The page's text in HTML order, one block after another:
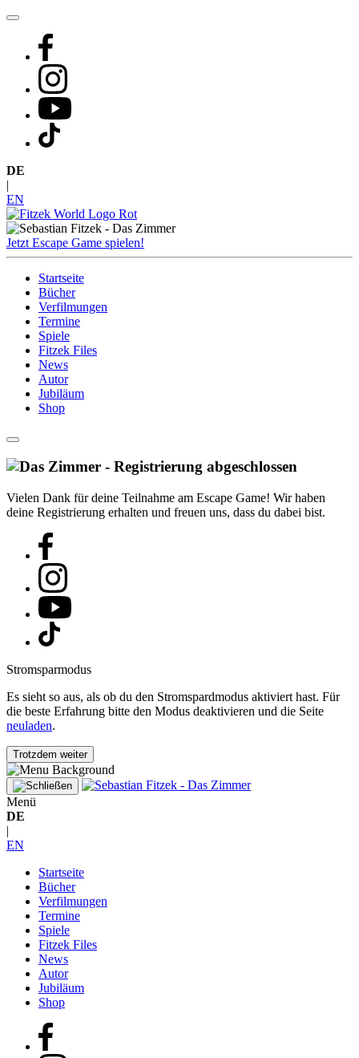
Zum
springen
DE
EN
Jetzt Escape Game spielen!
Startseite
Bücher
Verfilmungen
Termine
Spiele
Fitzek Files
News
Autor
Jubiläum
Shop
Vielen Dank für deine Teilnahme am Escape Game! Wir haben
deine Registrierung erhalten und freuen uns, dass du dabei bist.
Stromsparmodus
Es sieht so aus, als ob du den Stromspardmodus aktiviert hast. Für
die beste Erfahrung bitte den Modus deaktivieren und die Seite
neuladen.
Trotzdem weiter
Menü
DE
|
EN
Startseite
Bücher
Verfilmungen
Termine
Spiele
Fitzek Files
News
Autor
Jubiläum
Shop